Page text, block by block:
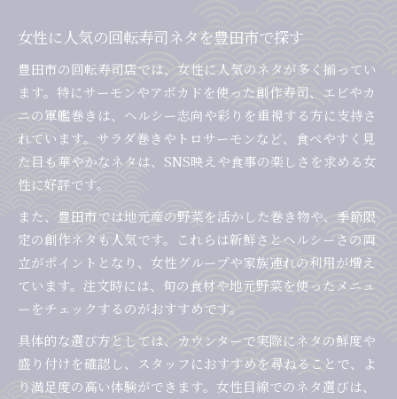
女性に人気の回転寿司ネタを豊田市で探す
豊田市の回転寿司店では、女性に人気のネタが多く揃ってい
ます。特にサーモンやアボカドを使った創作寿司、エビやカ
ニの軍艦巻きは、ヘルシー志向や彩りを重視する方に支持さ
れています。サラダ巻きやトロサーモンなど、食べやすく見
た目も華やかなネタは、SNS映えや食事の楽しさを求める女
性に好評です。
また、豊田市では地元産の野菜を活かした巻き物や、季節限
定の創作ネタも人気です。これらは新鮮さとヘルシーさの両
立がポイントとなり、女性グループや家族連れの利用が増え
ています。注文時には、旬の食材や地元野菜を使ったメニュ
ーをチェックするのがおすすめです。
具体的な選び方としては、カウンターで実際にネタの鮮度や
盛り付けを確認し、スタッフにおすすめを尋ねることで、よ
り満足度の高い体験ができます。女性目線でのネタ選びは、